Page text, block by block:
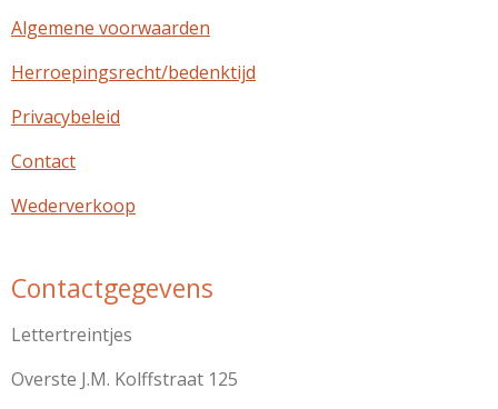
Algemene voorwaarden
Herroepingsrecht/bedenktijd
Privacybeleid
Contact
Wederverkoop
Contactgegevens
Lettertreintjes
Overste J.M. Kolffstraat 125